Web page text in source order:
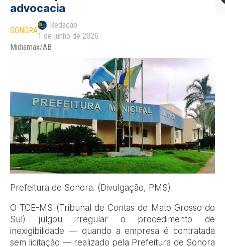
advocacia
SONORA
Redação
1 de junho de 2026
Midiamax/AB
Prefeitura de Sonora. (Divulgação, PMS)
O TCE-MS (Tribunal de Contas de Mato Grosso do
Sul) julgou irregular o procedimento de
inexigibilidade — quando a empresa é contratada
sem licitação — realizado pela Prefeitura de Sonora